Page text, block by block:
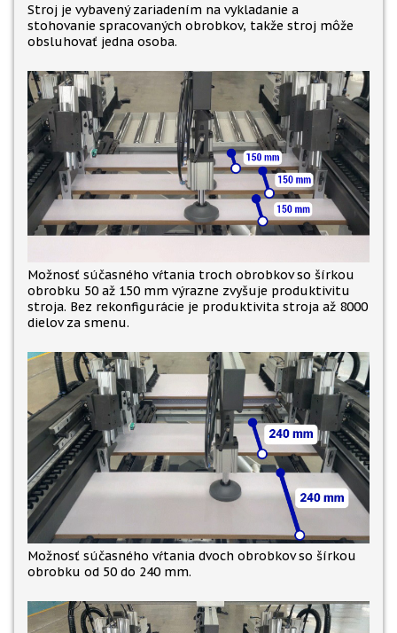
Stroj je vybavený zariadením na vykladanie a
stohovanie spracovaných obrobkov, takže stroj môže
obsluhovať jedna osoba.
Možnosť súčasného vŕtania troch obrobkov so šírkou
obrobku 50 až 150 mm výrazne zvyšuje produktivitu
stroja. Bez rekonfigurácie je produktivita stroja až 8000
dielov za smenu.
Možnosť súčasného vŕtania dvoch obrobkov so šírkou
obrobku od 50 do 240 mm.